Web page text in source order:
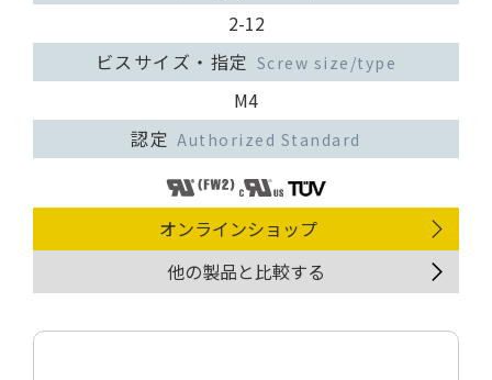
2-12
ビスサイズ・指定 Screw size/type
M4
認定 Authorized Standard
オンラインショップ
他の製品と比較する